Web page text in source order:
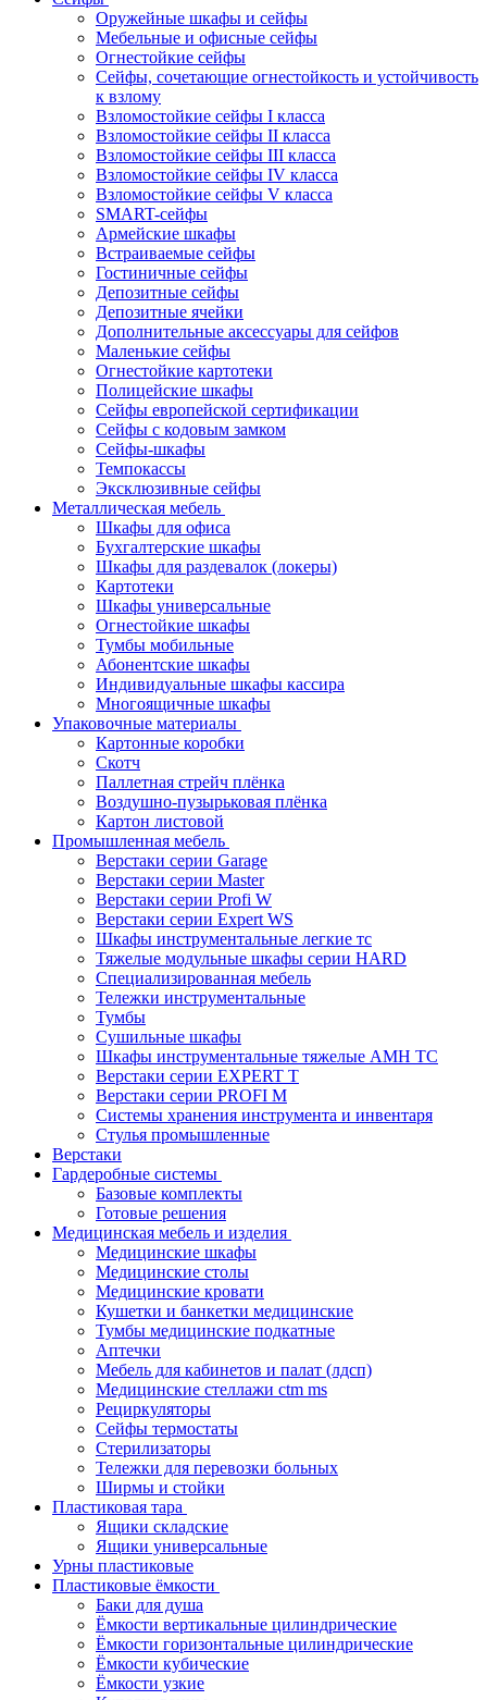
Оружейные шкафы и сейфы
Мебельные и офисные сейфы
Огнестойкие сейфы
Сейфы, сочетающие огнестойкость и устойчивость
к взлому
Взломостойкие сейфы I класса
Взломостойкие сейфы II класса
Взломостойкие сейфы III класса
Взломостойкие сейфы IV класса
Взломостойкие сейфы V класса
SMART-сейфы
Армейские шкафы
Встраиваемые сейфы
Гостиничные сейфы
Депозитные сейфы
Депозитные ячейки
Дополнительные аксессуары для сейфов
Маленькие сейфы
Огнестойкие картотеки
Полицейские шкафы
Сейфы европейской сертификации
Сейфы с кодовым замком
Сейфы-шкафы
Темпокассы
Эксклюзивные сейфы
Металлическая мебель
Шкафы для офиса
Бухгалтерские шкафы
Шкафы для раздевалок (локеры)
Картотеки
Шкафы универсальные
Огнестойкие шкафы
Тумбы мобильные
Абонентские шкафы
Индивидуальные шкафы кассира
Многоящичные шкафы
Упаковочные материалы
Картонные коробки
Скотч
Паллетная стрейч плёнка
Воздушно-пузырьковая плёнка
Картон листовой
Промышленная мебель
Верстаки серии Garage
Верстаки серии Master
Верстаки серии Profi W
Верстаки серии Expert WS
Шкафы инструментальные легкие тс
Тяжелые модульные шкафы серии HARD
Cпециализированная мебель
Тележки инструментальные
Тумбы
Cушильные шкафы
Шкафы инструментальные тяжелые AMH TC
Верстаки серии EXPERT T
Верстаки серии PROFI M
Системы хранения инструмента и инвентаря
Стулья промышленные
Верстаки
Гардеробные системы
Базовые комплекты
Готовые решения
Медицинская мебель и изделия
Медицинские шкафы
Медицинские столы
Медицинские кровати
Кушетки и банкетки медицинские
Тумбы медицинские подкатные
Аптечки
Мебель для кабинетов и палат (лдсп)
Медицинские стеллажи ctm ms
Рециркуляторы
Сейфы термостаты
Стерилизаторы
Тележки для перевозки больных
Ширмы и стойки
Пластиковая тара
Ящики складские
Ящики универсальные
Урны пластиковые
Пластиковые ёмкости
Баки для душа
Ёмкости вертикальные цилиндрические
Ёмкости горизонтальные цилиндрические
Ёмкости кубические
Ёмкости узкие